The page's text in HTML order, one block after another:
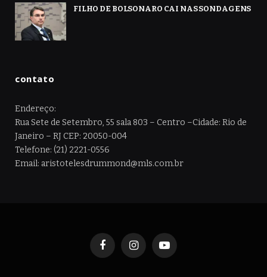
FILHO DE BOLSONARO CAI NAS SONDAGENS
contato
Endereço:
Rua Sete de Setembro, 55 sala 803 – Centro –Cidade: Rio de
Janeiro – RJ CEP: 20050-004
Telefone: (21) 2221-0556
Email: aristotelesdrummond@mls.com.br
FacebookInstagramYouTube